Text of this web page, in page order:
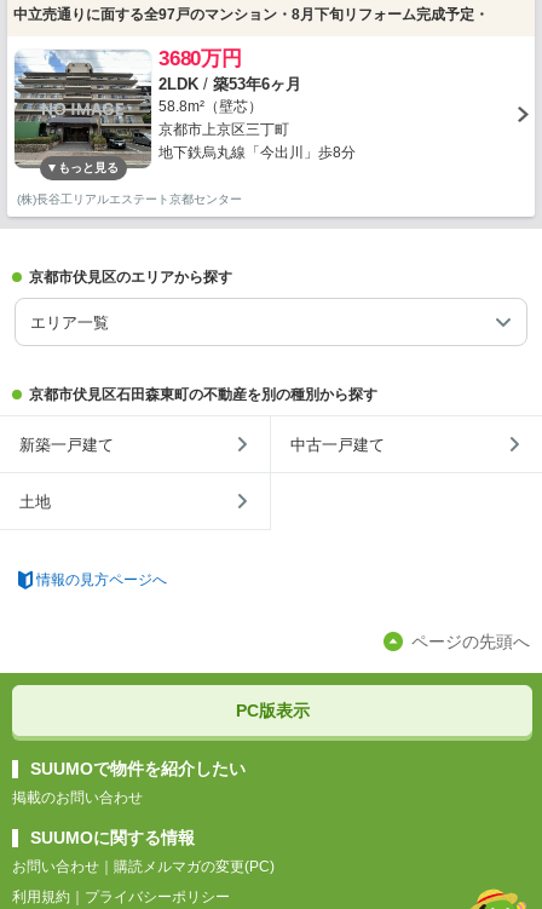
中立売通りに面する全97戸のマンション・8月下旬リフォーム完成予定・
3680万円
2LDK / 築53年6ヶ月
58.8m²（壁芯）
京都市上京区三丁町
地下鉄烏丸線「今出川」歩8分
(株)長谷工リアルエステート京都センター
京都市伏見区のエリアから探す
エリア一覧
京都市伏見区石田森東町の不動産を別の種別から探す
新築一戸建て 中古一戸建て
土地
情報の見方ページへ
ページの先頭へ
PC版表示
SUUMOで物件を紹介したい
掲載のお問い合わせ
SUUMOに関する情報
お問い合わせ
購読メルマガの変更(PC)
利用規約
プライバシーポリシー